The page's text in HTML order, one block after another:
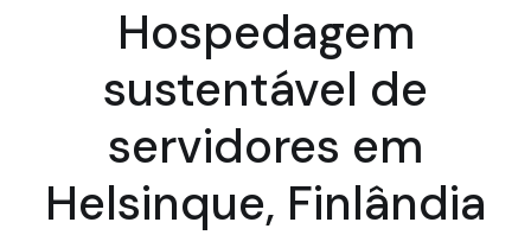
Hospedagem
sustentável de
servidores em
Helsinque, Finlândia